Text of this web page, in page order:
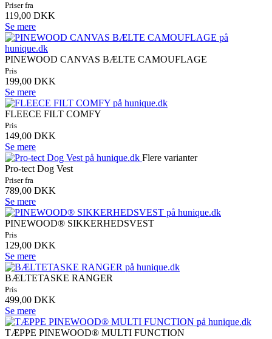
Priser fra
119,00 DKK
Se mere
PINEWOOD CANVAS BÆLTE CAMOUFLAGE
Pris
199,00 DKK
Se mere
FLEECE FILT COMFY
Pris
149,00 DKK
Se mere
Flere varianter
Pro-tect Dog Vest
Priser fra
789,00 DKK
Se mere
PINEWOOD® SIKKERHEDSVEST
Pris
129,00 DKK
Se mere
BÆLTETASKE RANGER
Pris
499,00 DKK
Se mere
TÆPPE PINEWOOD® MULTI FUNCTION